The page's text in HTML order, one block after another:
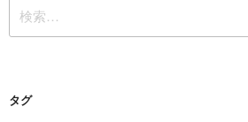
シ
ョ
索:
タグ